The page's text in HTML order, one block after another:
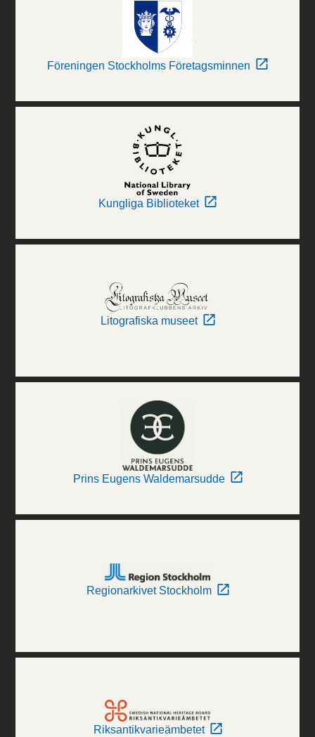
Föreningen Stockholms Företagsminnen
Kungliga Biblioteket
Litografiska museet
Prins Eugens Waldemarsudde
Regionarkivet Stockholm
Riksantikvarieämbetet